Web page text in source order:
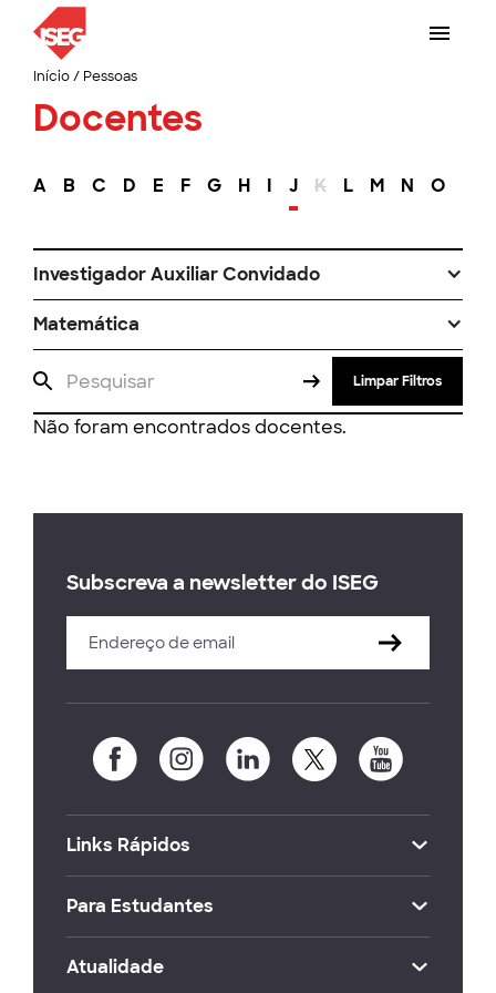
Início/ Pessoas
Docentes
A B C D E F G H I J K L M N O
Investigador Auxiliar Convidado
Matemática
Limpar Filtros
Não foram encontrados docentes.
Subscreva a newsletter do ISEG
Links Rápidos
Para Estudantes
Atualidade